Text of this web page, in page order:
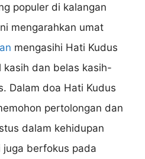
populer di kalangan
mengarahkan umat
mengasihi Hati Kudus
kasih dan belas kasih-
Dalam doa Hati Kudus
pertolongan dan
dalam kehidupan
juga berfokus pada